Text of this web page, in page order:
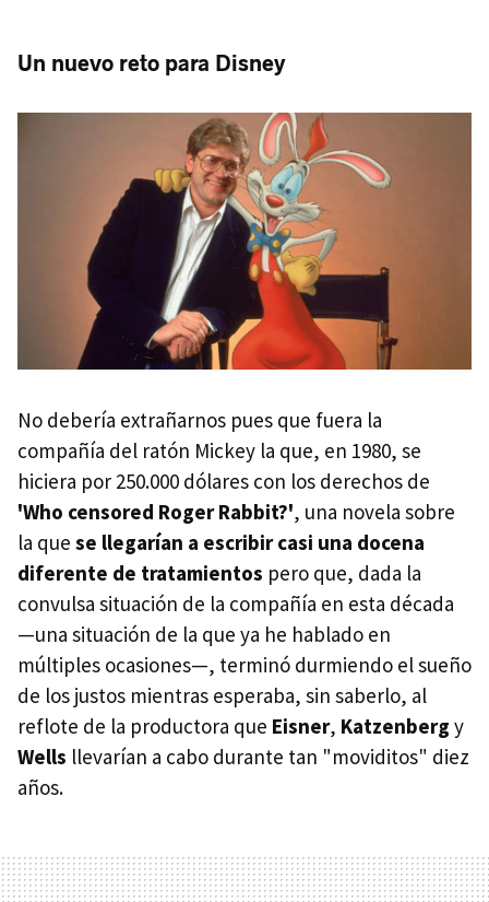
Un nuevo reto para Disney
No debería extrañarnos pues que fuera la
compañía del ratón Mickey la que, en 1980, se
hiciera por 250.000 dólares con los derechos de
'Who censored Roger Rabbit?', una novela sobre
la que se llegarían a escribir casi una docena
diferente de tratamientos pero que, dada la
convulsa situación de la compañía en esta década
—una situación de la que ya he hablado en
múltiples ocasiones—, terminó durmiendo el sueño
de los justos mientras esperaba, sin saberlo, al
reflote de la productora que Eisner, Katzenberg y
Wells llevarían a cabo durante tan "moviditos" diez
años.